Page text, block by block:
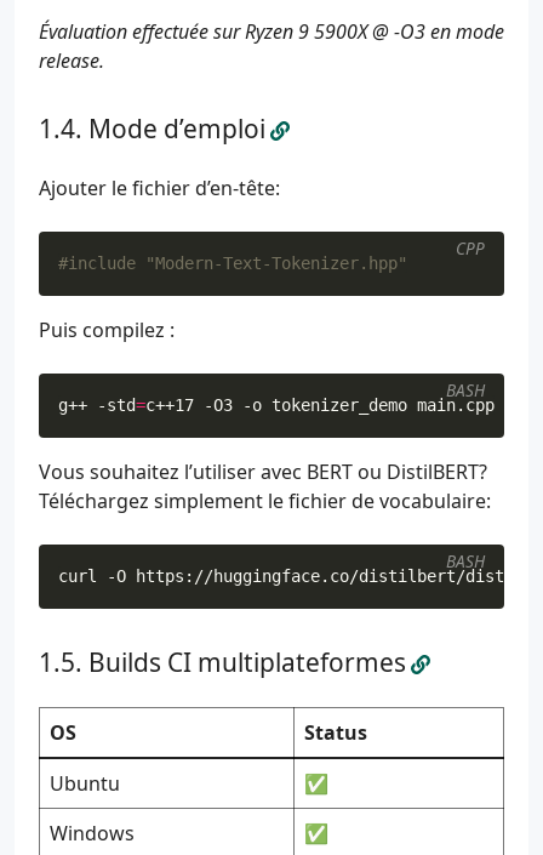
Évaluation effectuée sur Ryzen 9 5900X @ -O3 en mode
release.
Mode d’emploi
Ajouter le fichier d’en-tête:
#include "Modern-Text-Tokenizer.hpp"
CPP
Puis compilez :
g++ -std=c++17 -O3 -o tokenizer_demo main.cpp
BASH
Vous souhaitez l’utiliser avec BERT ou DistilBERT?
Téléchargez simplement le fichier de vocabulaire:
curl -O https://huggingface.co/distilbert/
BASH
Builds CI multiplateformes
OS
Status
Ubuntu
✅
Windows
✅